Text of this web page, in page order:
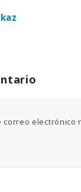
correo electrónico